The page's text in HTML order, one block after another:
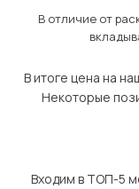
В отличие от
В итоге цена на
Некоторые
Входим в ТОП-5